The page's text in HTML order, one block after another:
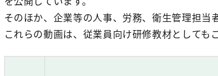
そのほか、企業等の人事、労務、衛生管理担当
これらの動画は、従業員向け研修教材としても